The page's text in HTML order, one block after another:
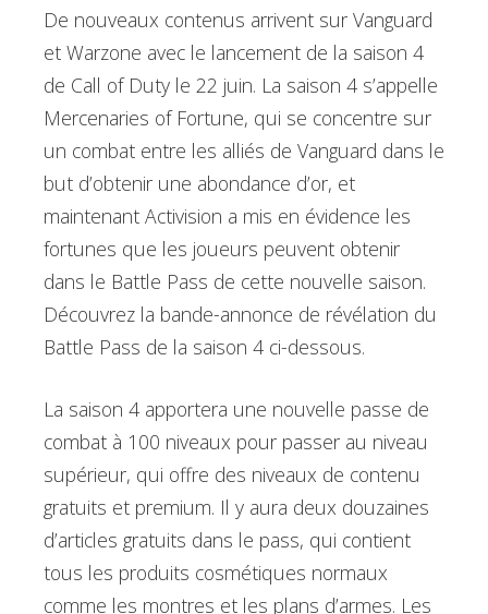
De nouveaux contenus arrivent sur Vanguard
et Warzone avec le lancement de la saison 4
de Call of Duty le 22 juin. La saison 4 s’appelle
Mercenaries of Fortune, qui se concentre sur
un combat entre les alliés de Vanguard dans le
but d’obtenir une abondance d’or, et
maintenant Activision a mis en évidence les
fortunes que les joueurs peuvent obtenir
dans le Battle Pass de cette nouvelle saison.
Découvrez la bande-annonce de révélation du
Battle Pass de la saison 4 ci-dessous.
La saison 4 apportera une nouvelle passe de
combat à 100 niveaux pour passer au niveau
supérieur, qui offre des niveaux de contenu
gratuits et premium. Il y aura deux douzaines
d’articles gratuits dans le pass, qui contient
tous les produits cosmétiques normaux
comme les montres et les plans d’armes. Les